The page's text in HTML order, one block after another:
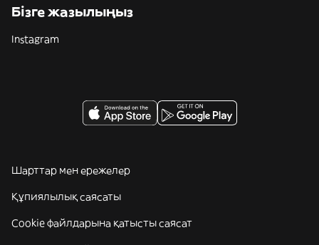
Бізге жазылыңыз
Instagram
Шарттар мен ережелер
Құпиялылық саясаты
Cookie файлдарына қатысты саясат